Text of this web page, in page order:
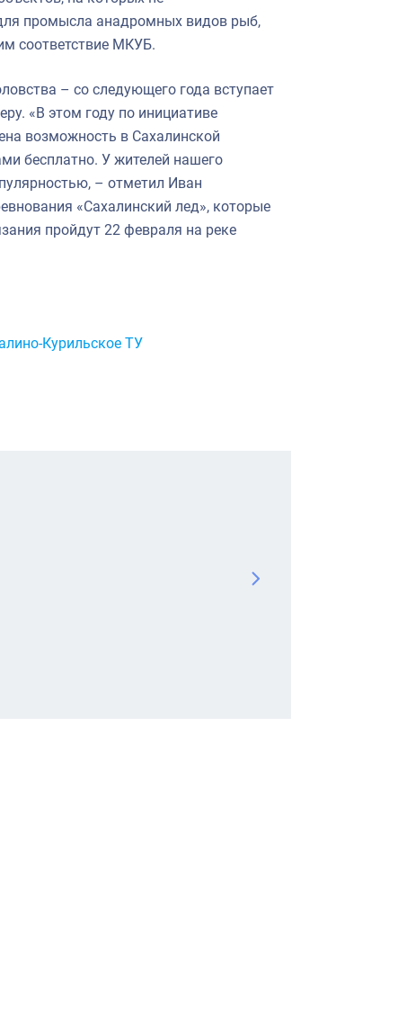
промысла анадромных видов рыб,
соответствие МКУБ.
– со следующего года вступает
«В этом году по инициативе
возможность в Сахалинской
бесплатно. У жителей нашего
– отметил Иван
«Сахалинский лед», которые
пройдут 22 февраля на реке
Курильское ТУ